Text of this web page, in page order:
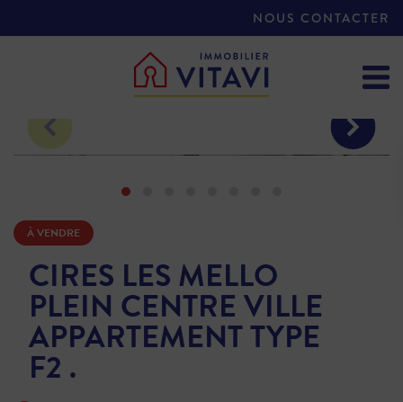
NOUS CONTACTER
À VENDRE
CIRES LES MELLO
PLEIN CENTRE VILLE
APPARTEMENT TYPE
F2 .